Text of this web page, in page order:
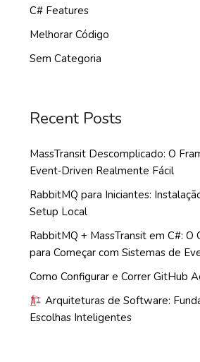
C# Features
Melhorar Código
Sem Categoria
Recent Posts
MassTransit Descomplicado: O
Event‑Driven Realmente Fácil
RabbitMQ para Iniciantes:
Setup Local
RabbitMQ + MassTransit em C#: O
para Começar com Sistemas de
Como Configurar e Correr GitHub
Arquiteturas de Software:
Escolhas Inteligentes